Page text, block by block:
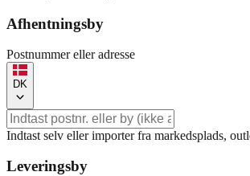
Afhentningsby
Postnummer eller adresse
DK
Indtast selv eller importer fra markedsplads,
Leveringsby